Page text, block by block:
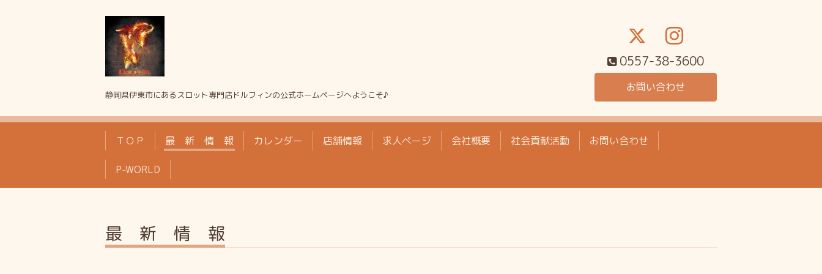
静岡県伊東市にあるスロット専門店ドルフィンの公式ホームページへようこそ♪
0557-38-3600
お問い合わせ
ＴＯＰ 最 新 情 報 カレンダー 店舗情報 求人ページ 会社概要 社会貢献活動 お問い合わせ
P-WORLD
最 新 情 報